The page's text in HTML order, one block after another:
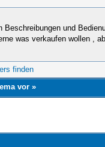
Beschreibungen und
was verkaufen wollen ,
vor»